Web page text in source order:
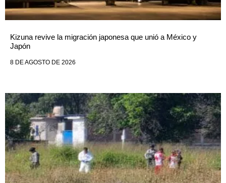
Kizuna revive la migración japonesa que unió a México y
Japón
8 DE AGOSTO DE 2026